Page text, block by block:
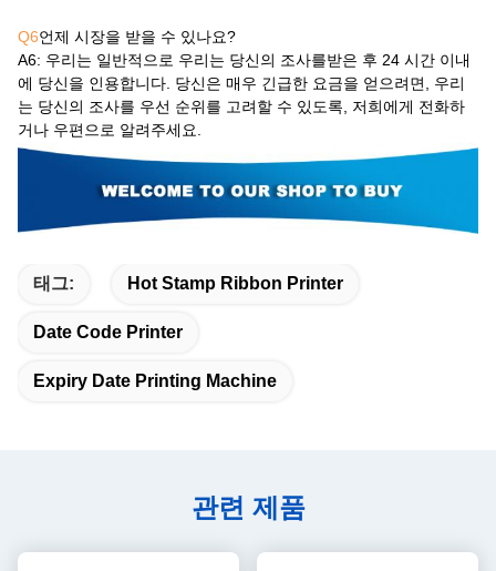
Q6언제 시장을 받을 수 있나요?
A6: 우리는 일반적으로 우리는 당신의 조사를받은 후 24 시간 이내
에 당신을 인용합니다. 당신은 매우 긴급한 요금을 얻으려면, 우리
는 당신의 조사를 우선 순위를 고려할 수 있도록, 저희에게 전화하
거나 우편으로 알려주세요.
태그: Hot Stamp Ribbon Printer
Date Code Printer
Expiry Date Printing Machine
관련 제품